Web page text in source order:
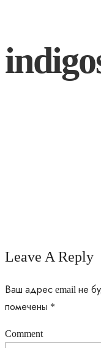
Leave A Reply
Ваш адрес email не
помечены *
Comment